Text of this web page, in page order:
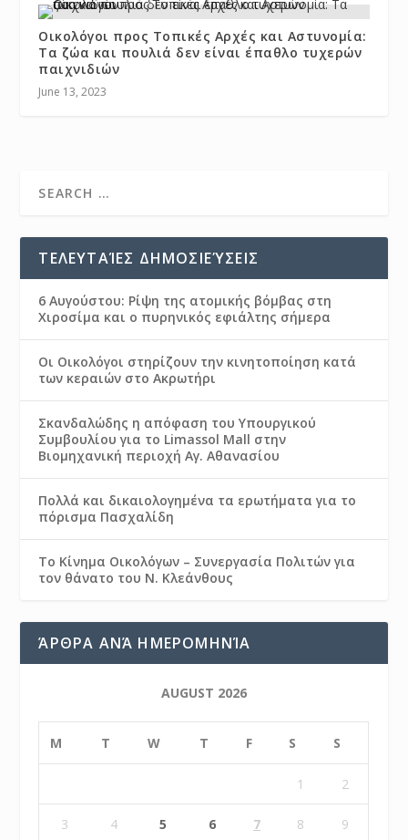
Οικολόγοι προς Τοπικές Αρχές και Αστυνομία:
Τα ζώα και πουλιά δεν είναι έπαθλο τυχερών
παιχνιδιών
June 13, 2023
ΤΕΛΕΥΤΑΊΕΣ ΔΗΜΟΣΙΕΎΣΕΙΣ
6 Αυγούστου: Ρίψη της ατομικής βόμβας στη
Χιροσίμα και ο πυρηνικός εφιάλτης σήμερα
Οι Οικολόγοι στηρίζουν την κινητοποίηση κατά
των κεραιών στο Ακρωτήρι
Σκανδαλώδης η απόφαση του Υπουργικού
Συμβουλίου για το Limassol Mall στην
Βιομηχανική περιοχή Αγ. Αθανασίου
Πολλά και δικαιολογημένα τα ερωτήματα για το
πόρισμα Πασχαλίδη
Το Κίνημα Οικολόγων – Συνεργασία Πολιτών για
τον θάνατο του Ν. Κλεάνθους
ΆΡΘΡΑ ΑΝΆ ΗΜΕΡΟΜΗΝΊΑ
AUGUST 2026
M T W T F S S
1 2
3 4 5 6 7 8 9